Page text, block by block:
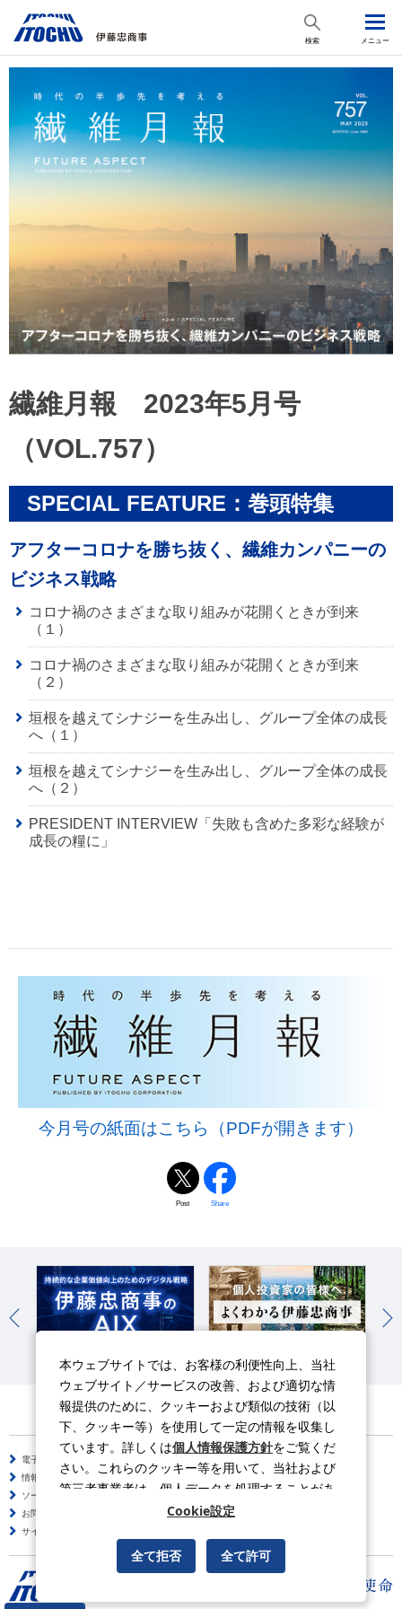
検索 メニュー
繊維月報 2023年5月号
（VOL.757）
SPECIAL FEATURE：巻頭特集
アフターコロナを勝ち抜く、繊維カンパニーの
ビジネス戦略
コロナ禍のさまざまな取り組みが花開くときが到来
（１）
コロナ禍のさまざまな取り組みが花開くときが到来
（２）
垣根を越えてシナジーを生み出し、グループ全体の成長
へ（１）
垣根を越えてシナジーを生み出し、グループ全体の成長
へ（２）
PRESIDENT INTERVIEW「失敗も含めた多彩な経験が
成長の糧に」
今月号の紙面はこちら（PDFが開きます）
Post Share
伊藤忠のAIX よくわかる伊藤忠商事
電子公告
サイトのご利用について
情報セキュリティポリシー
プライバシーポリシー
ソーシャルメディアポリシー
お問い合わせ
よくある質問
サイトマップ
本ウェブサイトでは、お客様の利便性向上、当社
ウェブサイト／サービスの改善、および適切な情
報提供のために、クッキーおよび類似の技術（以
下、クッキー等）を使用して一定の情報を収集し
ています。詳しくは個人情報保護方針をご覧くだ
さい。これらのクッキー等を用いて、当社および
第三者事業者は、個人データを処理することがあ
Cookie設定
全て拒否 全て許可